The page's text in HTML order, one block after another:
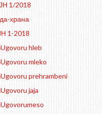
1/2018
храна
1-2018
hleb
mleko
prehrambeni
jaja